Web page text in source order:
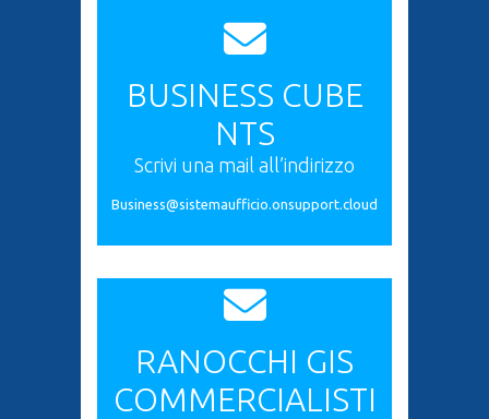
BUSINESS CUBE
NTS
Scrivi una mail all’indirizzo
Business@sistemaufficio.onsupport.cloud
RANOCCHI GIS
COMMERCIALISTI